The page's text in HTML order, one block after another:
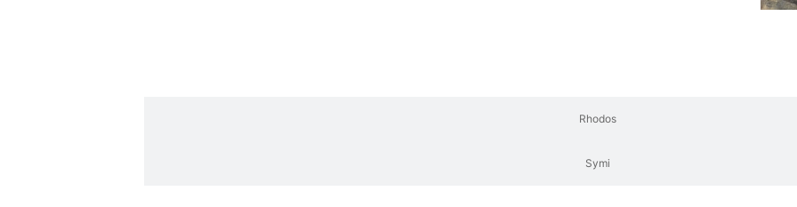
Rhodos
Symi